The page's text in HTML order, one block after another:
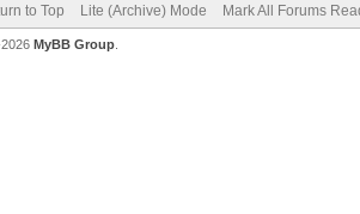
to Top Lite (Archive) Mode Mark All Forums
2026 MyBB Group